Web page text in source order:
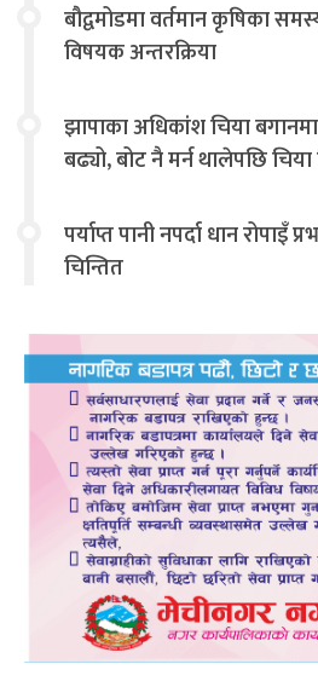
बौद्वमोडमा वर्तमान कृषिका समस्या र समाधान
विषयक अन्तरक्रिया
झापाका अधिकांश चिया
बढ्यो, बोट नै मर्न थालेपछि
पर्याप्त पानी नपर्दा धान रोपाइँ
चिन्तित